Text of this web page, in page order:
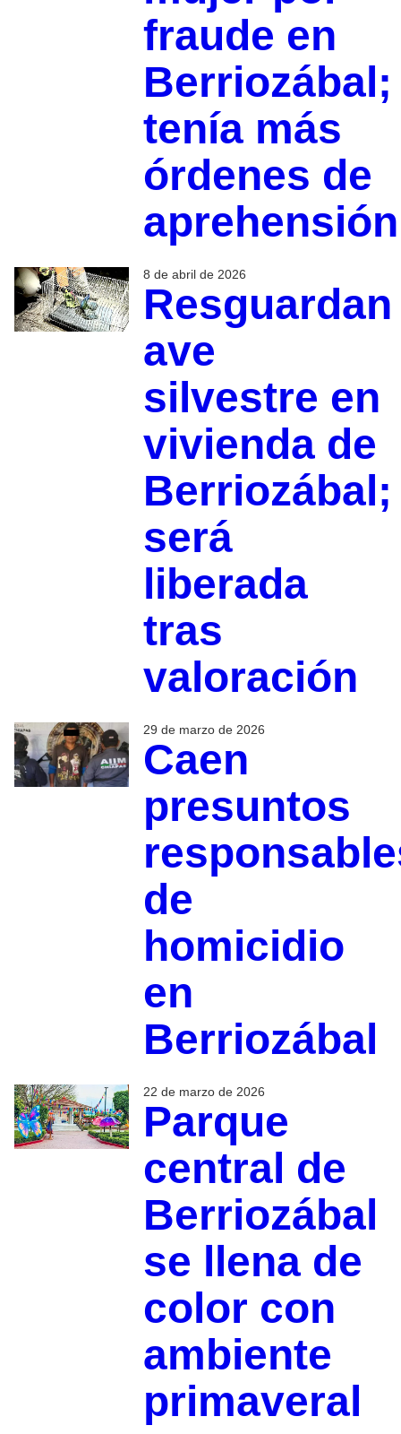
fraude en
Berriozábal;
tenía más
órdenes de
aprehensión
8 de abril de 2026
Resguardan
ave
silvestre en
vivienda de
Berriozábal;
será
liberada
tras
valoración
29 de marzo de 2026
Caen
presuntos
de
homicidio
en
Berriozábal
22 de marzo de 2026
Parque
central de
Berriozábal
se llena de
color con
ambiente
primaveral